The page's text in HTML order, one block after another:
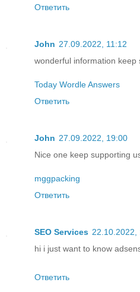
Ответить
John 27.09.2022, 11:12
wonderful information
Today Wordle Answers
Ответить
John 27.09.2022, 19:00
Nice one keep supporting
mggpacking
Ответить
SEO Services 22.10.2022,
hi i just want to know
Ответить